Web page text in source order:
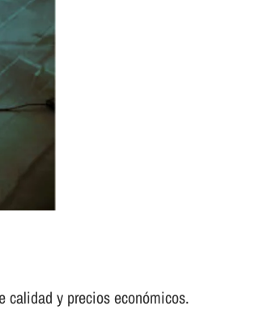
calidad y precios económicos.